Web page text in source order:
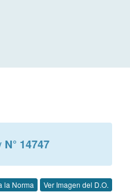
N° 14747
la Norma Ver Imagen del D.O.